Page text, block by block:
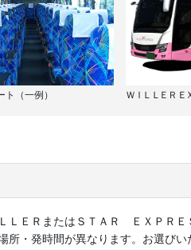
ト（一例） ＷＩＬＬＥＲ Ｅ
ＬＥＲまたはＳＴＡＲ ＥＸＰＲＥ
所・発時間が異なります。お選びい